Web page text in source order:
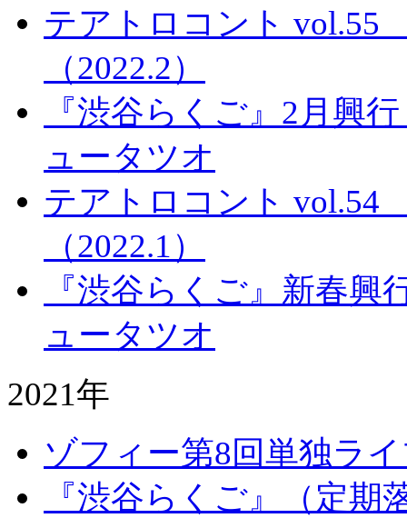
テアトロコント
（2022.2）
『渋谷らくご』2月興
ュータツオ
テアトロコント
（2022.1）
『渋谷らくご』新春
ュータツオ
2021年
ゾフィー第8回単独ラ
『渋谷らくご』（定